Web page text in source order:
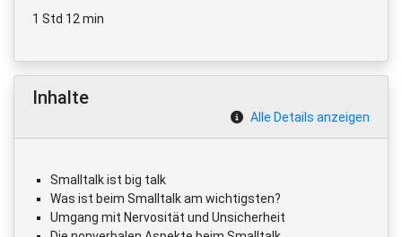
1 Std 12 min
Inhalte
Alle Details anzeigen
Smalltalk ist big talk
Was ist beim Smalltalk am wichtigsten?
Umgang mit Nervosität und Unsicherheit